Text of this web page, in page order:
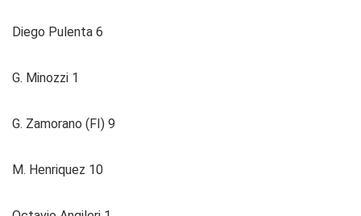
Diego Pulenta 6
G. Minozzi 1
G. Zamorano (FI) 9
M. Henriquez 10